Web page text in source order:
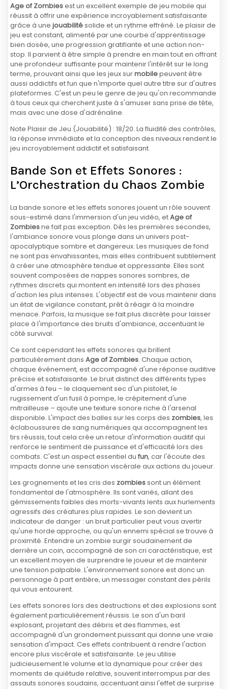
Age of Zombiesest un excellent exemple de jeu mobile qui
réussit à offrir une expérience incroyablement satisfaisante
grâce à une jouabilitésolide et un rythme effréné. Le plaisir de
jeu est constant, alimenté par une courbe d'apprentissage
bien dosée, une progression gratifiante et une action non-
stop. Il parvient à être simple à prendre en main tout en offrant
une profondeur suffisante pour maintenir l'intérêt sur le long
terme, prouvant ainsi que les jeux surmobilepeuvent être
aussi addictifs et fun que n'importe quel autre titre sur d'autres
plateformes. C'est un peu le genre de jeu qu'on recommande
à tous ceux qui cherchent juste à s'amuser sans prise de tête,
mais avec une dose d'adrénaline.
Note Plaisir de Jeu (Jouabilité) : 18/20. La fluidité des contrôles,
la réponse immédiate et la conception des niveaux rendent le
jeu incroyablement addictif et satisfaisant.
Bande Son et Effets Sonores :
L’Orchestration du Chaos Zombie
La bande sonore et les effets sonores jouent un rôle souvent
sous-estimé dans l'immersion d'un jeu vidéo, etAge of
Zombiesne fait pas exception. Dès les premières secondes,
l'ambiance sonore vous plonge dans un univers post-
apocalyptique sombre et dangereux. Les musiques de fond
ne sont pas envahissantes, mais elles contribuent subtilement
à créer une atmosphère tendue et oppressante. Elles sont
souvent composées de nappes sonores sombres, de
rythmes discrets qui montent en intensité lors des phases
d'action les plus intenses. L'objectif est de vous maintenir dans
un état de vigilance constant, prêt à réagir à la moindre
menace. Parfois, la musique se fait plus discrète pour laisser
place à l'importance des bruits d'ambiance, accentuant le
côté survival.
Ce sont cependant les effets sonores qui brillent
particulièrement dans Age of Zombies. Chaque action,
chaque événement, est accompagné d'une réponse auditive
précise et satisfaisante. Le bruit distinct des différents types
d'armes à feu – le claquement sec d'un pistolet, le
rugissement d'un fusil à pompe, le crépitement d'une
mitrailleuse – ajoute une texture sonore riche à l'arsenal
disponible. L'impact des balles sur les corps des zombies, les
éclaboussures de sang numériques qui accompagnent les
tirs réussis, tout cela crée un retour d'information auditif qui
renforce le sentiment de puissance et d'efficacité lors des
combats. C'est un aspect essentiel du fun, car l'écoute des
impacts donne une sensation viscérale aux actions du joueur.
Les grognements et les cris des zombiessont un élément
fondamental de l'atmosphère. Ils sont variés, allant des
gémissements faibles des morts-vivants lents aux hurlements
agressifs des créatures plus rapides. Le son devient un
indicateur de danger : un bruit particulier peut vous avertir
qu'une horde approche, ou qu'un ennemi spécial se trouve à
proximité. Entendre un zombie surgir soudainement de
derrière un coin, accompagné de son cri caractéristique, est
un excellent moyen de surprendre le joueur et de maintenir
une tension palpable. L'environnement sonore est donc un
personnage à part entière, un messager constant des périls
qui vous entourent.
Les effets sonores lors des destructions et des explosions sont
également particulièrement réussis. Le son d'un baril
explosant, projetant des débris et des flammes, est
accompagné d'un grondement puissant qui donne une vraie
sensation d'impact. Ces effets contribuent à rendre l'action
encore plus viscérale et satisfaisante. Le jeu utilise
judicieusement le volume et la dynamique pour créer des
moments de quiétude relative, souvent interrompus par des
assauts sonores soudains, accentuant ainsi l'effet de surprise